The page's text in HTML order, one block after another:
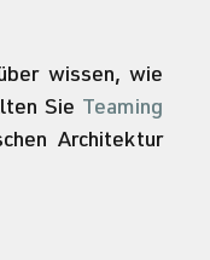
wissen, wie
Sie Teaming
Architektur